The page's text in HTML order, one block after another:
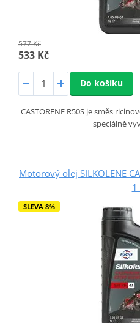
577 Kč
533 Kč
Do košíku
CASTORENE R50S je směs
speciálně
Motorový olej SILKOLENE
1
SLEVA 8%